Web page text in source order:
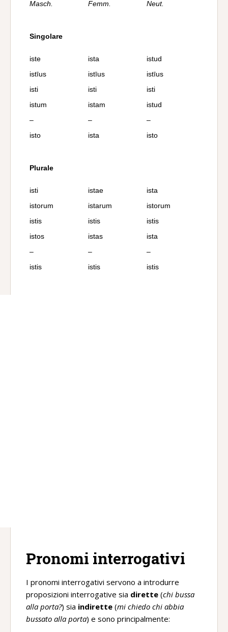
Masch. Femm. Neut.
Singolare
iste ista
istud
istīus
istīus
istīus
isti
isti
isti
istum
istam
istud
–
–
–
isto
ista isto
Plurale
isti istae
ista
istorum
istarum
istorum
istis
istis
istis
istos
istas
ista
–
–
–
istis
istis istis
Pronomi interrogativi
I pronomi interrogativi servono a introdurre
proposizioni interrogative sia dirette (chi bussa
alla porta?) sia indirette (mi chiedo chi abbia
bussato alla porta) e sono principalmente: